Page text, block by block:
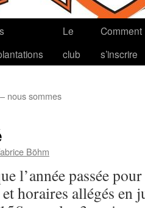
Le
club
Comment
s’inscrire
nous sommes
Böhm
l’année passée
horaires allégés en